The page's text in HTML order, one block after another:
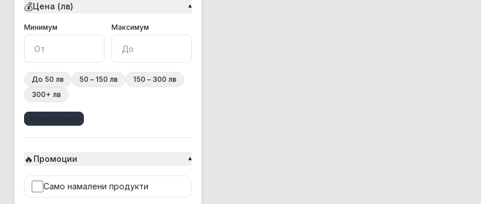
Best Clean
BonaCibo
BRAAAF
Bravery
Brit
Chicopee
Chris Christensen
Churu Rolls
CosyFlock
Croci
CSI Floor&Surface
💰Цена (лв) ▾
Минимум Минимална ценаМаксимум
До 50 лв 50 – 150 лв
150 – 300 лв
300+ лв
🔥 Промоции ▾
Само намалени продукти